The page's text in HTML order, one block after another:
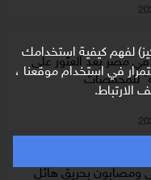
لفهم كيفية استخدامك
في استخدام موقعنا ،
الارتباط.
مصر بعد العثور على
للمحمصات
ومصابون بحريق هائل